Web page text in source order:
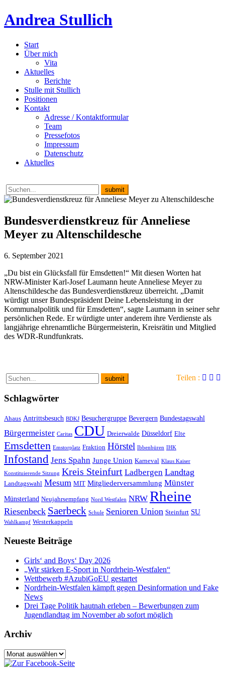
Andrea Stullich
Start
Über mich
Vita
Aktuelles
Berichte
Stulle mit Stullich
Positionen
Kontakt
Adresse / Kontaktformular
Team
Pressefotos
Impressum
Datenschutz
Aktuelles
Bundesverdienstkreuz für Anneliese
Meyer zu Altenschildesche
6. September 2021
„Du bist ein Glücksfall für Emsdetten!“ Mit diesen Worten hat
NRW-Minister Karl-Josef Laumann heute Anneliese Meyer zu
Altenschildesche das Bundesverdienstkreuz überreicht. „Damit
würdigt unser Bundespräsident Deine Lebensleistung in der
Kommunalpolitik und für Emsdetten“, sagte Laumann in seiner sehr
persönlichen Rede. Er würdigte unter anderem ihre Verdienste als
langjährige ehrenamtliche Bürgermeisterin, Kreisrätin und Mitglied
des WDR-Rundfunkrats.
Teilen :
Schlagwörter
Ahaus Antrittsbesuch BDKJ Besuchergruppe Bevergern Bundestagswahl
Bürgermeister Caritas CDU Dreierwalde Düsseldorf Elte
Emsdetten Emstorplatz Fraktion Hörstel Ibbenbüren IHK
Infostand Jens Spahn Junge Union Karneval Klaus Kaiser
Konstituierende Sitzung Kreis Steinfurt Ladbergen Landtag
Landtagswahl Mesum MIT Mitgliederversammlung Münster
Münsterland Neujahrsempfang Nord Westfalen NRW Rheine
Riesenbeck Saerbeck Schule Senioren Union Steinfurt SU
Wahlkampf Westerkappeln
Neueste Beiträge
Girls‘ and Boys‘ Day 2026
„Wir stärken E-Sport in Nordrhein-Westfalen“
Wettbewerb #AzubiGoEU gestartet
Nordrhein-Westfalen kämpft gegen Desinformation und Fake
News
Drei Tage Politik hautnah erleben – Bewerbungen zum
Jugendlandtag im November ab sofort möglich
Archiv
Archiv